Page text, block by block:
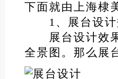
下面就由上海棣
1、展台设计
展台设计效果
全景图。那么展